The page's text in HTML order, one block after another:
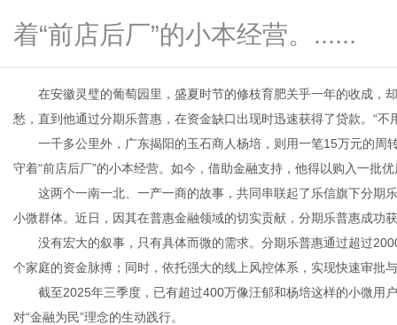
着“前店后厂”的小本经营。......
在安徽灵璧的葡萄园里，盛夏时节的修枝育肥关乎一年的收成，
愁，直到他通过分期乐普惠，在资金缺口出现时迅速获得了贷款。“
一千多公里外，广东揭阳的玉石商人杨培，则用一笔15万元的周
守着“前店后厂”的小本经营。如今，借助金融支持，他得以购入一批
这两个一南一北、一产一商的故事，共同串联起了乐信旗下分
小微群体。近日，因其在普惠金融领域的切实贡献，分期乐普惠成功
没有宏大的叙事，只有具体而微的需求。分期乐普惠通过超过
个家庭的资金脉搏；同时，依托强大的线上风控体系，实现快速审批
截至2025年三季度，已有超过400万像汪郁和杨培这样的小微用
对“金融为民”理念的生动践行。